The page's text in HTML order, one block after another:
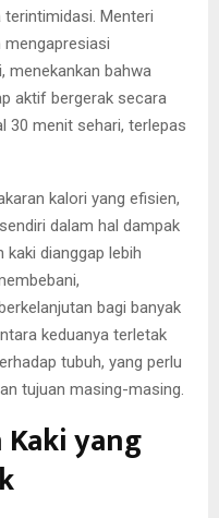
Menteri
mengapresiasi
menekankan bahwa
aktif bergerak secara
30 menit sehari, terlepas
kalori yang efisien,
dalam hal dampak
dianggap lebih
bagi banyak
keduanya terletak
tubuh, yang perlu
tujuan masing-masing.
yang